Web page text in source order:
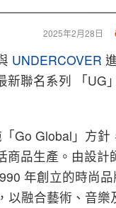
2025年2月28日
UNDERCOVER
新聯名系列 「UG
Go Global」方針
商品生產。由設計
年創立的時尚品
以融合藝術、音樂